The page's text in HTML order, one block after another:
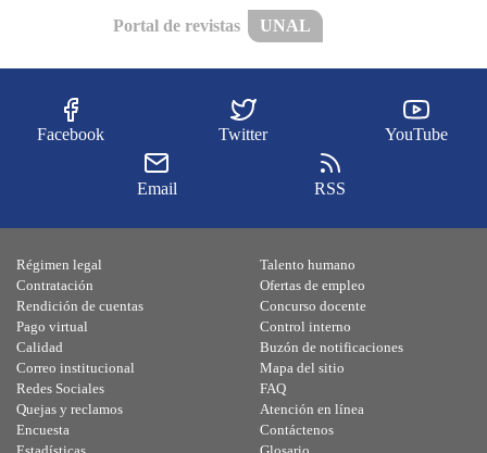
Portal de revistas UNAL
Facebook Twitter YouTube
Email RSS
Régimen legal
Contratación
Rendición de cuentas
Pago virtual
Calidad
Talento humano
Ofertas de empleo
Concurso docente
Control interno
Buzón de notificaciones
Correo institucional
Redes Sociales
Quejas y reclamos
Encuesta
Mapa del sitio
FAQ
Atención en línea
Contáctenos